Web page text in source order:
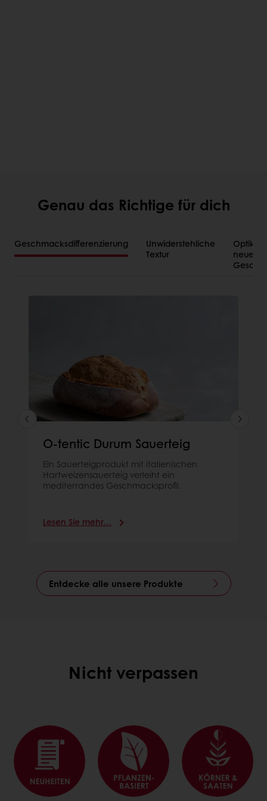
Genau das Richtige für dich
Geschmacksdifferenzierung
Unwiderstehliche
Textur
Optik
neue
O-tentic Durum Sauerteig
Ein Sauerteigprodukt mit italienischen
Hartweizensauerteig verleiht ein
mediterrandes Geschmacksprofil.
Lesen Sie mehr…
Entdecke alle unsere Produkte
Nicht verpassen